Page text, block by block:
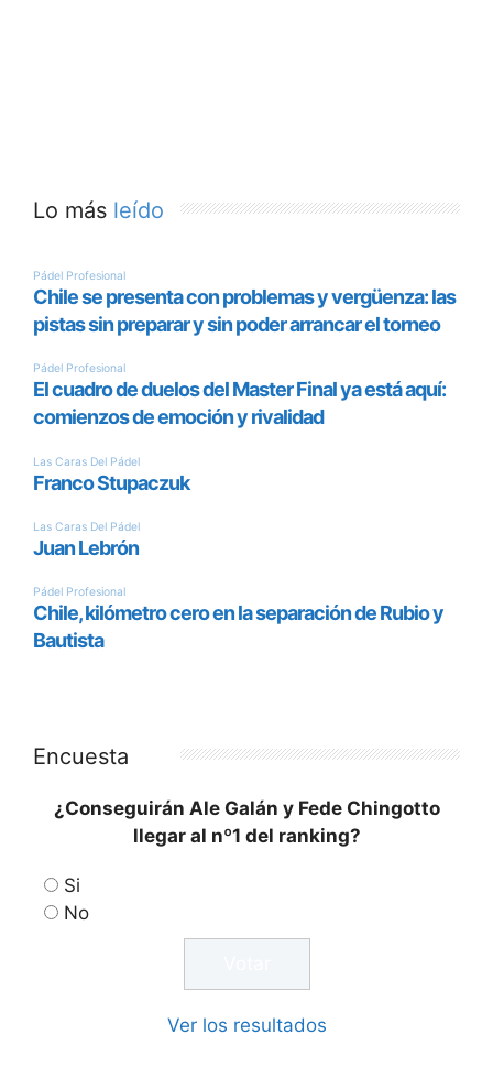
Lo más leído
Encuesta
¿Conseguirán Ale Galán y Fede Chingotto
llegar al nº1 del ranking?
Si
No
Ver los resultados